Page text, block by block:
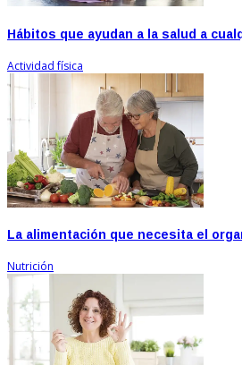
Hábitos que ayudan a la salud a
Actividad física
La alimentación que necesita el
Nutrición